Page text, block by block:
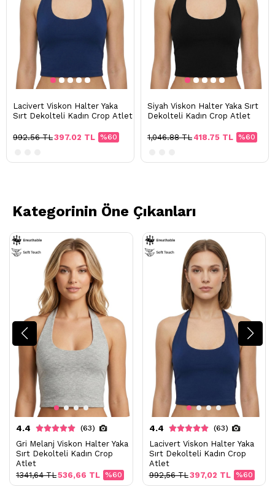
Lacivert Viskon Halter Yaka
Sırt Dekolteli Kadın Crop Atlet
%60
397.02 TL
992.56 TL
Siyah Viskon Halter Yaka Sırt
Dekolteli Kadın Crop Atlet
%60
418.75 TL
1,046.88 TL
Kategorinin Öne Çıkanları
4.4 (63)
Gri Melanj Viskon Halter Yaka
Sırt Dekolteli Kadın Crop
Atlet
%60
536,66 TL
1341,64 TL
4.4 (63)
Lacivert Viskon Halter Yaka
Sırt Dekolteli Kadın Crop
Atlet
%60
397,02 TL
992,56 TL